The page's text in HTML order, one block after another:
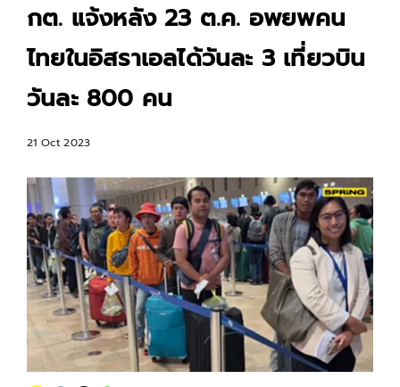
กต. แจ้งหลัง 23 ต.ค. อพยพคน
ไทยในอิสราเอลได้วันละ 3 เที่ยวบิน
วันละ 800 คน
21 Oct 2023